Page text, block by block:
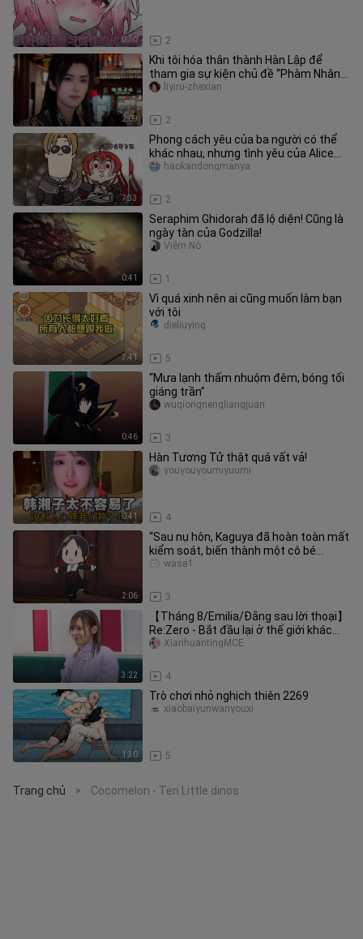
0:30 2
2:09
Khi tôi hóa thân thành Hàn Lập để
tham gia sự kiện chủ đề “Phàm Nhân”
tại Dự Viên 【Đại hội sáng tác
2
liyiru-zhexian
7:33
Phong cách yêu của ba người có thể
khác nhau, nhưng tình yêu của Alice
chắc chắn là thẳng thắn nhất,
2
haokandongmanya
0:41
Seraphim Ghidorah đã lộ diện! Cũng là
ngày tàn của Godzilla!
1
Viêm Nô
7:41
Vì quá xinh nên ai cũng muốn làm bạn
với tôi
5
dieliuying
0:46
“Mưa lạnh thấm nhuộm đêm, bóng tối
giáng trần”
3
wuqiongnengliangjuan
0:41
Hàn Tương Tử thật quá vất vả!
4
youyouyoumiyuumi
2:06
“Sau nụ hôn, Kaguya đã hoàn toàn mất
kiểm soát, biến thành một cô bé
Kaguya nhỏ xíu~”
3
wasa1
3:22
【Tháng 8/Emilia/Đằng sau lời thoại】
Re:Zero - Bắt đầu lại ở thế giới khác
mùa 4 “Takahashi Rie” – Hậu
4
XiarihuantingMCE
1:30
Trò chơi nhỏ nghịch thiên 2269
5
xiaobaiyunwanyouxi
Trang chủ > Cocomelon - Ten Little dinos